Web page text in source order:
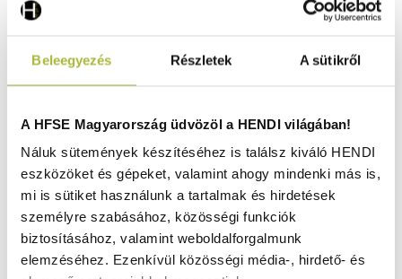
Beleegyezés Részletek A sütikről
A HFSE Magyarország üdvözöl a HENDI világában!
Náluk sütemények készítéséhez is találsz kiváló HENDI
eszközöket és gépeket, valamint ahogy mindenki más is,
mi is sütiket használunk a tartalmak és hirdetések
személyre szabásához, közösségi funkciók
biztosításához, valamint weboldalforgalmunk
elemzéséhez. Ezenkívül közösségi média-, hirdető- és
5.250Ft
(4.134Ft+ ÁFA)
KOSÁRBA